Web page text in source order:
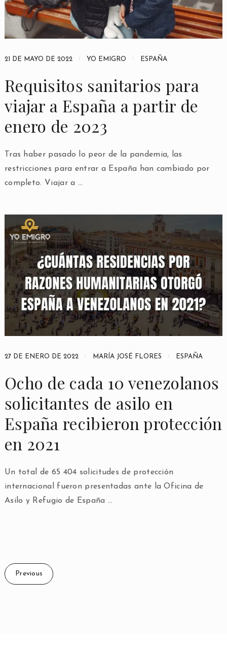
21 DE MAYO DE 2022 YO EMIGRO ESPAÑA
Requisitos sanitarios para
viajar a España a partir de
enero de 2023
Tras haber pasado lo peor de la pandemia, las
restricciones para entrar a España han cambiado por
completo. Viajar a …
27 DE ENERO DE 2022 MARÍA JOSÉ FLORES ESPAÑA
Ocho de cada 10 venezolanos
solicitantes de asilo en
España recibieron protección
en 2021
Un total de 65 404 solicitudes de protección
internacional fueron presentadas ante la Oficina de
Asilo y Refugio de España …
Previous